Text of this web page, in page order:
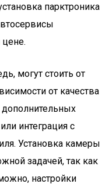
парктроника
цене.
могут стоить от
от качества
дополнительных
интеграция с
Установка камеры
задачей, так как
настройки